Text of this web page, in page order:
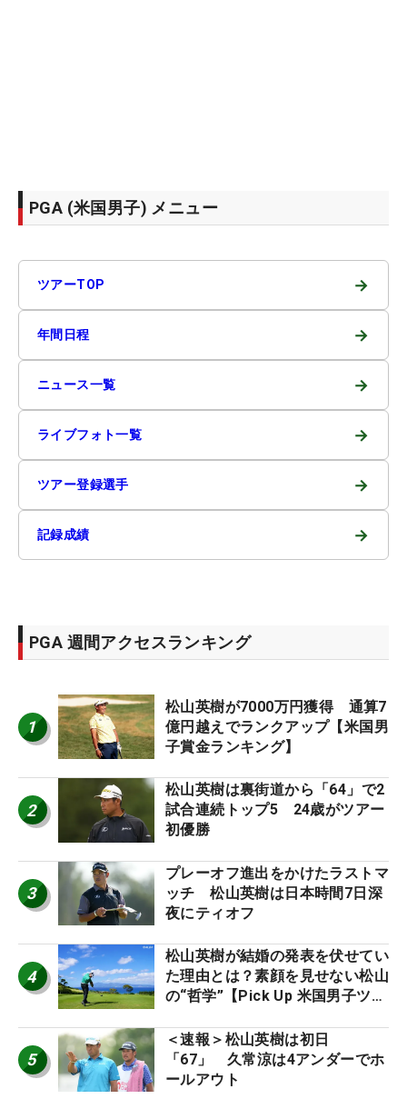
PGA (米国男子) メニュー
ツアーTOP →
年間日程 →
ニュース一覧 →
ライブフォト一覧 →
ツアー登録選手 →
記録成績 →
PGA 週間アクセスランキング
1
松山英樹が7000万円獲得 通算7
億円越えでランクアップ【米国男
子賞金ランキング】
2
松山英樹は裏街道から「64」で2
試合連続トップ5 24歳がツアー
初優勝
3
プレーオフ進出をかけたラストマ
ッチ 松山英樹は日本時間7日深
夜にティオフ
4
松山英樹が結婚の発表を伏せてい
た理由とは？素顔を見せない松山
の“哲学”【Pick Up 米国男子ツア
5
＜速報＞松山英樹は初日
「67」 久常涼は4アンダーでホ
ールアウト